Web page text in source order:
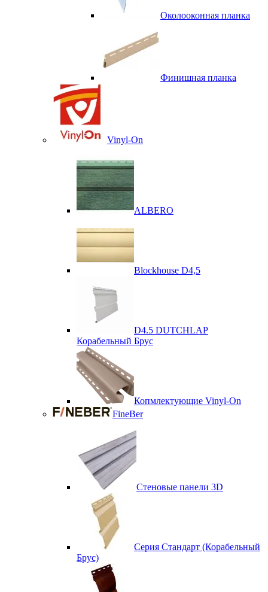
Околооконная планка
Финишная планка
Vinyl-On
ALBERO
Blockhouse D4,5
D4.5 DUTCHLAP
Корабельный Брус
Копмлектующие Vinyl-On
FineBer
Стеновые панели 3D
Серия Стандарт (Корабельный
Брус)